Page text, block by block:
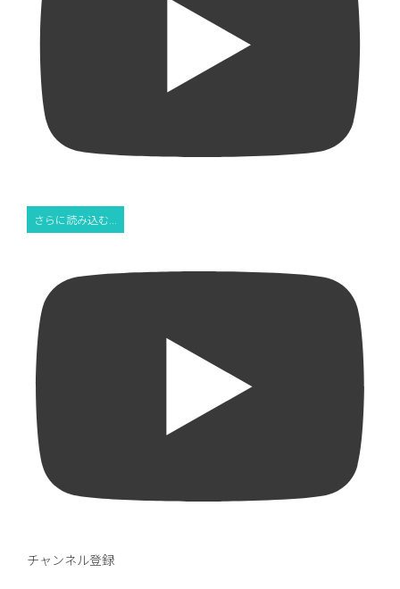
さらに読み込む...
チャンネル登録